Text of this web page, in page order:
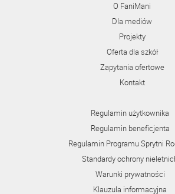
O FaniMani
Dla mediów
Projekty
Oferta dla szkół
Zapytania ofertowe
Kontakt
Regulamin użytkownika
Regulamin beneficjenta
Regulamin Programu Sprytni
Standardy ochrony
Warunki prywatności
Klauzula informacyjna